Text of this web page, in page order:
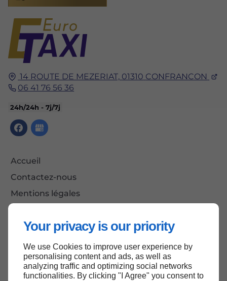
Your privacy is our priority
We use Cookies to improve user experience by
personalising content and ads, as well as
analyzing traffic and optimizing social networks
functionalities. By clicking "I Agree" you consent to
14 ROUTE DE MEZERIAT, 01310 CONFRANCON
06 41 76 56 36
24h/24h - 7j/7j
Accueil
Contactez-nous
Mentions légales
Haut de page